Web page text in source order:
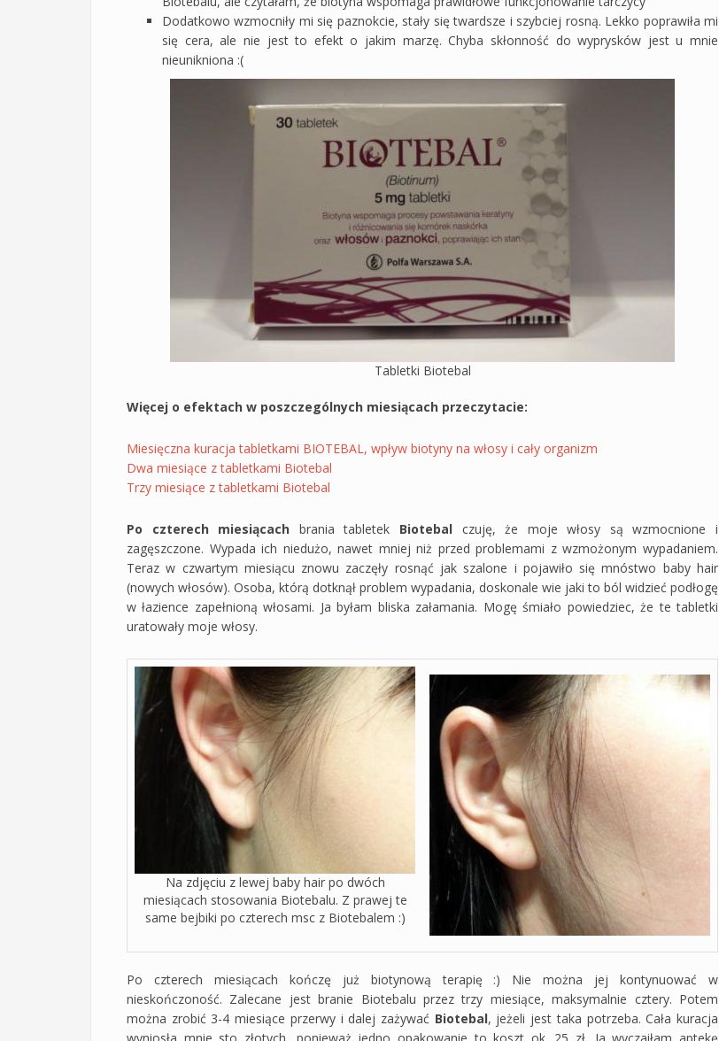
Dodatkowo wzmocniły mi się paznokcie, stały się twardsze i szybciej rosną. Lekko poprawiła mi
się cera, ale nie jest to efekt o jakim marzę. Chyba skłonność do wyprysków jest u mnie
nieunikniona :(
Tabletki Biotebal
Więcej o efektach w poszczególnych miesiącach przeczytacie:
Miesięczna kuracja tabletkami BIOTEBAL, wpływ biotyny na włosy i cały organizm
Dwa miesiące z tabletkami Biotebal
Trzy miesiące z tabletkami Biotebal
Po czterech miesiącach brania tabletek Biotebalczuję, że moje włosy są wzmocnione i
zagęszczone. Wypada ich niedużo, nawet mniej niż przed problemami z wzmożonym wypadaniem.
Teraz w czwartym miesiącu znowu zaczęły rosnąć jak szalone i pojawiło się mnóstwo baby hair
(nowych włosów). Osoba, którą dotknął problem wypadania, doskonale wie jaki to ból widzieć podłogę
w łazience zapełnioną włosami. Ja byłam bliska załamania. Mogę śmiało powiedziec, że te tabletki
uratowały moje włosy.
Na zdjęciu z lewej baby hair po dwóch
miesiącach stosowania Biotebalu. Z prawej te
same bejbiki po czterech msc z Biotebalem :)
Po czterech miesiącach kończę już biotynową terapię :) Nie można jej kontynuować w
nieskończoność. Zalecane jest branie Biotebalu przez trzy miesiące, maksymalnie cztery. Potem
można zrobić 3-4 miesiące przerwy i dalej zażywać Biotebal, jeżeli jest taka potrzeba. Cała kuracja